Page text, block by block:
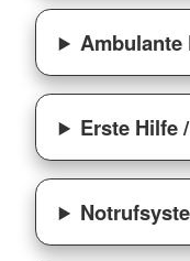
Ambulante
Erste Hilfe